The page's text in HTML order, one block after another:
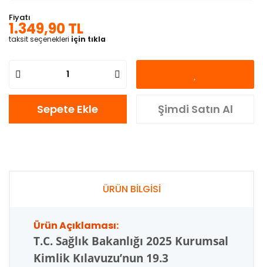
Fiyatı
1.349,90 TL
taksit seçenekleri için tıkla
Sepete Ekle Şimdi Satın Al
ÜRÜN BİLGİSİ
Ürün Açıklaması:
T.C. Sağlık Bakanlığı 2025 Kurumsal
Kimlik Kılavuzu’nun 19.3